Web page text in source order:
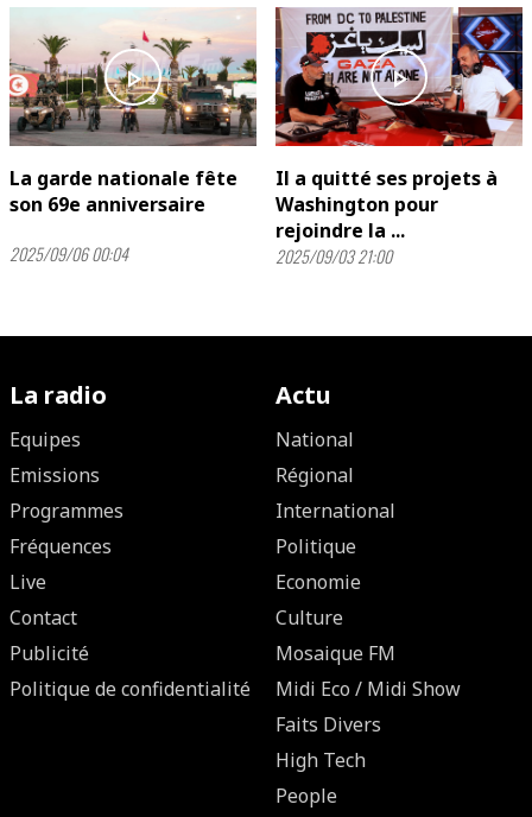
play_arrow
La garde nationale fête
son 69e anniversaire
2025/09/06 00:04
play_arrow
Il a quitté ses projets à
Washington pour
rejoindre la ...
2025/09/03 21:00
La radio
Equipes
Emissions
Programmes
Fréquences
Live
Contact
Publicité
Politique de confidentialité
Actu
National
Régional
International
Politique
Economie
Culture
Mosaique FM
Midi Eco / Midi Show
Faits Divers
High Tech
People